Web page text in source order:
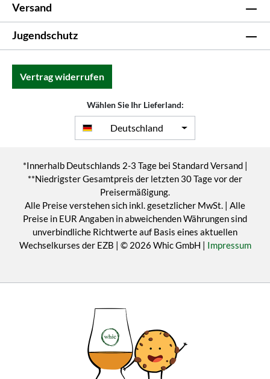
Versand
Jugendschutz
Vertrag widerrufen
Wählen Sie Ihr Lieferland:
Deutschland
*Innerhalb Deutschlands 2-3 Tage bei Standard Versand |
**Niedrigster Gesamtpreis der letzten 30 Tage vor der
Preisermäßigung.
Alle Preise verstehen sich inkl. gesetzlicher MwSt. | Alle
Preise in EUR Angaben in abweichenden Währungen sind
unverbindliche Richtwerte auf Basis eines aktuellen
Wechselkurses der EZB | © 2026 Whic GmbH | Impressum